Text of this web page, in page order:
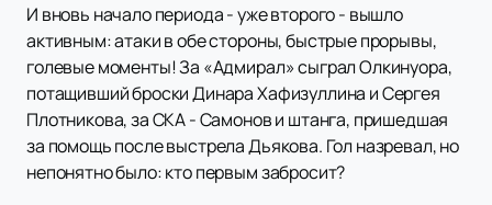
И вновь начало периода - уже второго - вышло
активным: атаки в обе стороны, быстрые прорывы,
голевые моменты! За «Адмирал» сыграл Олкинуора,
потащивший броски Динара Хафизуллина и Сергея
Плотникова, за СКА - Самонов и штанга, пришедшая
за помощь после выстрела Дьякова. Гол назревал, но
непонятно было: кто первым забросит?